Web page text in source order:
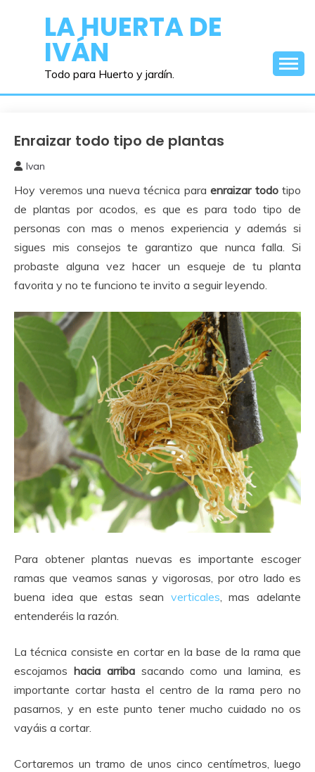
contenidoLA HUERTA DE
IVÁN
Todo para Huerto y jardín.
Experimentos
Enraizar todo tipo de plantas
mayo,
2022
Ivan
Hoy veremos una nueva técnica para enraizar todotipo
de plantas por acodos, es que es para todo tipo de
personas con mas o menos experiencia y además si
sigues mis consejos te garantizo que nunca falla. Si
probaste alguna vez hacer un esqueje de tu planta
favorita y no te funciono te invito a seguir leyendo.
Para obtener plantas nuevas es importante escoger
ramas que veamos sanas y vigorosas, por otro lado es
buena idea que estas sean verticales, mas adelante
entenderéis la razón.
La técnica consiste en cortar en la base de la rama que
escojamos hacia arribasacando como una lamina, es
importante cortar hasta el centro de la rama pero no
pasarnos, y en este punto tener mucho cuidado no os
vayáis a cortar.
Cortaremos un tramo de unos cinco centímetros, luego